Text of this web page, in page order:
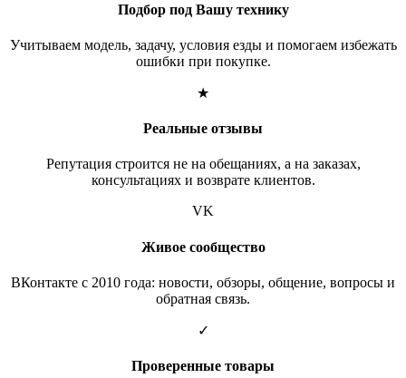
Подбор под Вашу технику
Учитываем модель, задачу, условия езды и помогаем избежать
ошибки при покупке.
★
Реальные отзывы
Репутация строится не на обещаниях, а на заказах,
консультациях и возврате клиентов.
VK
Живое сообщество
ВКонтакте с 2010 года: новости, обзоры, общение, вопросы и
обратная связь.
✓
Проверенные товары